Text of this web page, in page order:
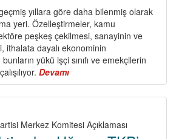
yıllara göre daha bilenmiş olarak
yeri. Özelleştirmeler, kamu
peşkeş çekilmesi, sanayinin ve
ithalata dayalı ekonominin
yükü işçi sınıfı ve emekçilerin
Devamı
2026
1
Sınıf
Mücadelesinde
Merkez Komitesi Açıklaması